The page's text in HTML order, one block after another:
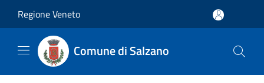
Regione Veneto
Comune di Salzano